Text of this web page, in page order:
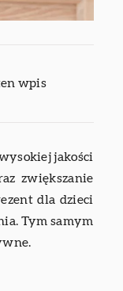
wpis
jakości
zwiększanie
dla dzieci
Tym samym